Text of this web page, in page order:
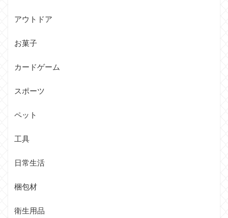
アウトドア
お菓子
カードゲーム
スポーツ
ペット
工具
日常生活
梱包材
衛生用品